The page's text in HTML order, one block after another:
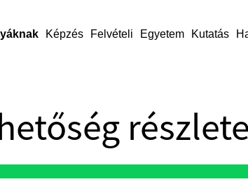
Képzés Felvételi Egyetem Kutatás